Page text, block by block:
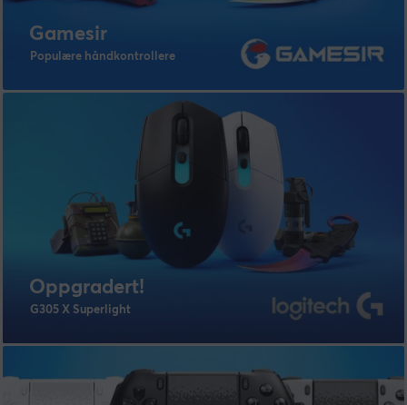
Gamesir
Populære håndkontrollere
Oppgradert!
G305 X Superlight